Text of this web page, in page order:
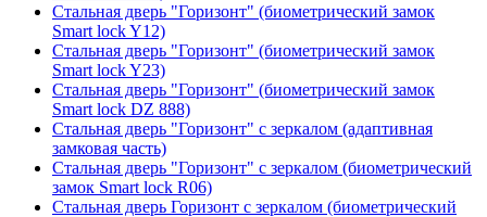
Стальная дверь "Горизонт" (биометрический замок
Smart lock Y12)
Стальная дверь "Горизонт" (биометрический замок
Smart lock Y23)
Стальная дверь "Горизонт" (биометрический замок
Smart lock DZ 888)
Стальная дверь "Горизонт" с зеркалом (адаптивная
замковая часть)
Стальная дверь "Горизонт" с зеркалом (биометрический
замок Smart lock R06)
Стальная дверь Горизонт с зеркалом (биометрический